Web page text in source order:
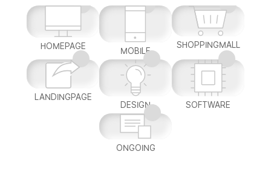
HOMEPAGE MOBILE
SHOPPINGMALL
LANDINGPAGE
DESIGN
SOFTWARE
ONGOING